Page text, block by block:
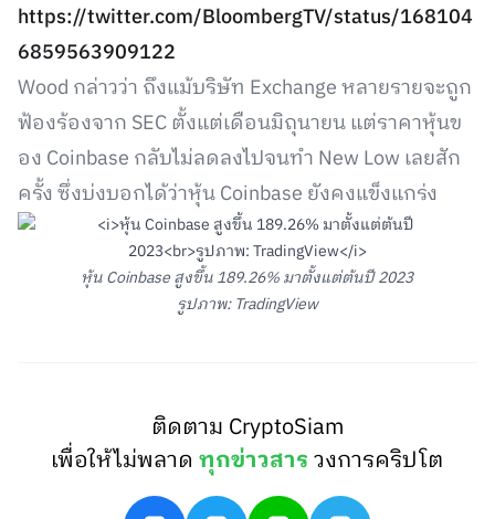
https://twitter.com/BloombergTV/status/168104
6859563909122
Wood กล่าวว่า ถึงแม้บริษัท Exchange หลายรายจะถูก
ฟ้องร้องจาก SEC ตั้งแต่เดือนมิถุนายน แต่ราคาหุ้นข
อง Coinbase กลับไม่ลดลงไปจนทำ New Low เลยสัก
ครั้ง ซึ่งบ่งบอกได้ว่าหุ้น Coinbase ยังคงแข็งแกร่ง
หุ้น Coinbase สูงขึ้น 189.26% มาตั้งแต่ต้นปี 2023
รูปภาพ: TradingView
ติดตาม CryptoSiam
เพื่อให้ไม่พลาดทุกข่าวสารวงการคริปโต